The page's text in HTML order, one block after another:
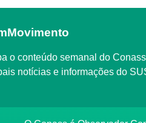
notícias e informações do